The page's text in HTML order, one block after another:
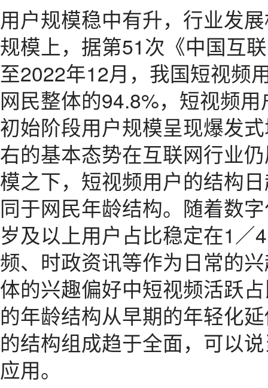
用户规模稳中有升，行业发
规模上，据第51次《中国互
至2022年12月，我国短视频
网民整体的94.8%，短视频
初始阶段用户规模呈现爆发
右的基本态势在互联网行业
模之下，短视频用户的结构
同于网民年龄结构。随着数
岁及以上用户占比稳定在1／
频、时政资讯等作为日常的
体的兴趣偏好中短视频活跃
的年龄结构从早期的年轻化
的结构组成趋于全面，可以
应用。